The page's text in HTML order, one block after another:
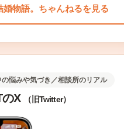
婚物語。ちゃんねるを見る
の悩みや気づき／相談所のリアル
のX （旧Twitter）